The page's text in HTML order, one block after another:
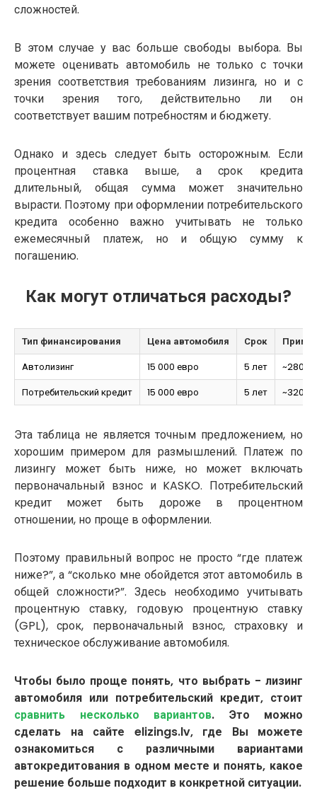
сложностей.
В этом случае у вас больше свободы выбора. Вы
можете оценивать автомобиль не только с точки
зрения соответствия требованиям лизинга, но и с
точки зрения того, действительно ли он
соответствует вашим потребностям и бюджету.
Однако и здесь следует быть осторожным. Если
процентная ставка выше, а срок кредита
длительный, общая сумма может значительно
вырасти. Поэтому при оформлении потребительского
кредита особенно важно учитывать не только
ежемесячный платеж, но и общую сумму к
погашению.
Как могут отличаться расходы?
Тип финансирования Цена автомобиля Срок
Автолизинг
15 000 евро 5 лет
~280-
Потребительский кредит
15 000 евро 5 лет ~320-
Эта таблица не является точным предложением, но
хорошим примером для размышлений. Платеж по
лизингу может быть ниже, но может включать
первоначальный взнос и KASKO. Потребительский
кредит может быть дороже в процентном
отношении, но проще в оформлении.
Поэтому правильный вопрос не просто “где платеж
ниже?”, а “сколько мне обойдется этот автомобиль в
общей сложности?”. Здесь необходимо учитывать
процентную ставку, годовую процентную ставку
(GPL), срок, первоначальный взнос, страховку и
техническое обслуживание автомобиля.
Чтобы было проще понять, что выбрать - лизинг
автомобиля или потребительский кредит, стоит
сравнить несколько вариантов. Это можно
сделать на сайте elizings.lv, где Вы можете
ознакомиться с различными вариантами
автокредитования в одном месте и понять, какое
решение больше подходит в конкретной ситуации.